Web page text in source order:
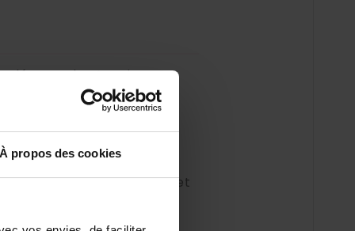
À propos des cookies
dénouer les tensions
rétablir un équilibre
et à la reconnexion à
, avant une séance de
en havre de calme et